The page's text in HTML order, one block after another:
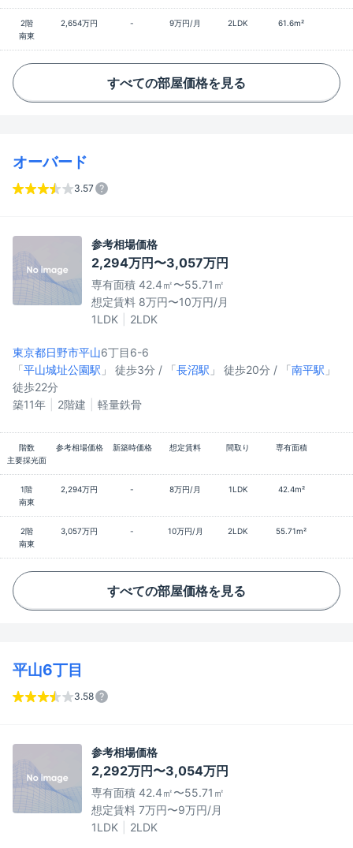
2階 2,654万円 - 9万円/月 2LDK
61.6m²
南東
すべての部屋価格を見る
オーバード
3.57
参考相場価格
2,294万円〜3,057万円
専有面積 42.4㎡〜55.71㎡
想定賃料 8万円〜10万円/月
1LDK
2LDK
東京都日野市平山6丁目6-6
「平山城址公園駅 」 徒歩3分 / 「長沼駅 」 徒歩20分 / 「南平駅 」
徒歩22分
築11年
2階建 軽量鉄骨
階数 参考相場価格 新築時価格 想定賃料 間取り
専有面積
主要採光面
1階 2,294万円 - 8万円/月 1LDK
42.4m²
南東
2階 3,057万円 - 10万円/月 2LDK
55.71m²
南東
すべての部屋価格を見る
平山6丁目
3.58
参考相場価格
2,292万円〜3,054万円
専有面積 42.4㎡〜55.71㎡
想定賃料 7万円〜9万円/月
1LDK
2LDK